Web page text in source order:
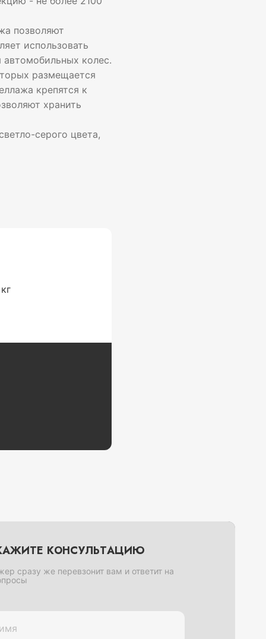
позволяют
использовать
автомобильных колес.
размещается
крепятся к
хранить
серого цвета,
КОНСУЛЬТАЦИЮ
сразу же перевзонит вам и ответит на